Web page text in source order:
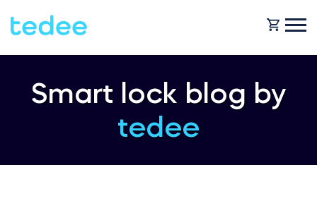
COMMENT ÇA MARCHE ?
Smart lock blog by
tedee